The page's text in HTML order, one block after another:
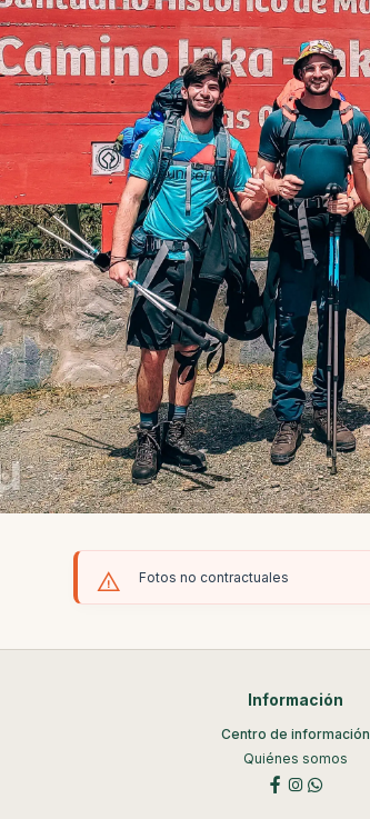
Fotos no contractuales
Información
Centro de información
Quiénes somos